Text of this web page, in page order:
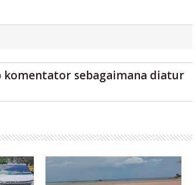
komentator sebagaimana diatur